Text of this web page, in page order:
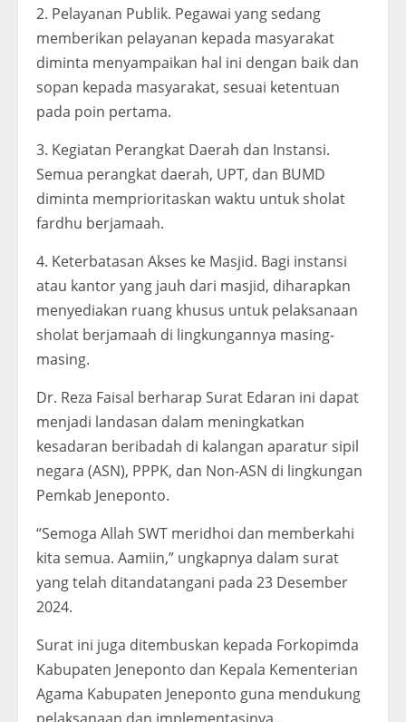
2. Pelayanan Publik. Pegawai yang sedang
memberikan pelayanan kepada masyarakat
diminta menyampaikan hal ini dengan baik dan
sopan kepada masyarakat, sesuai ketentuan
pada poin pertama.
3. Kegiatan Perangkat Daerah dan Instansi.
Semua perangkat daerah, UPT, dan BUMD
diminta memprioritaskan waktu untuk sholat
fardhu berjamaah.
4. Keterbatasan Akses ke Masjid. Bagi instansi
atau kantor yang jauh dari masjid, diharapkan
menyediakan ruang khusus untuk pelaksanaan
sholat berjamaah di lingkungannya masing-
masing.
Dr. Reza Faisal berharap Surat Edaran ini dapat
menjadi landasan dalam meningkatkan
kesadaran beribadah di kalangan aparatur sipil
negara (ASN), PPPK, dan Non-ASN di lingkungan
Pemkab Jeneponto.
“Semoga Allah SWT meridhoi dan memberkahi
kita semua. Aamiin,” ungkapnya dalam surat
yang telah ditandatangani pada 23 Desember
2024.
Surat ini juga ditembuskan kepada Forkopimda
Kabupaten Jeneponto dan Kepala Kementerian
Agama Kabupaten Jeneponto guna mendukung